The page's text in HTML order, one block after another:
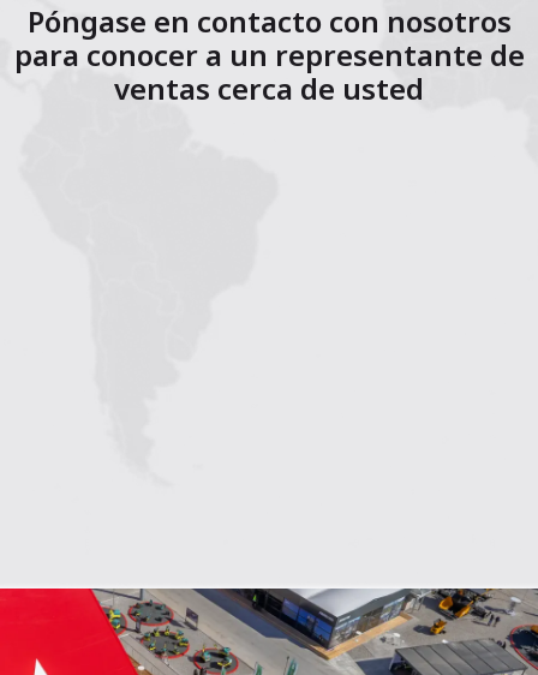
Póngase en contacto con nosotros
para conocer a un representante de
ventas cerca de usted